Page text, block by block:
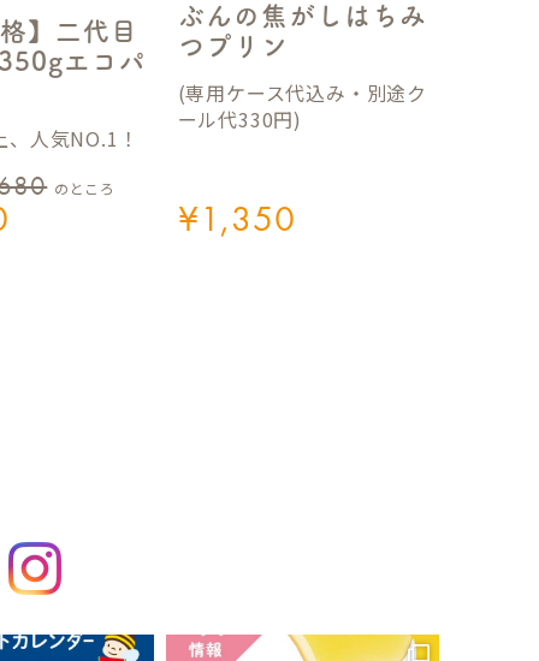
】二代目
エコパ
のところ
人気NO.1！
ぶんの焦がしはちみ
つプリン
¥1,350
(専用ケース代込み・別途ク
ール代330円)